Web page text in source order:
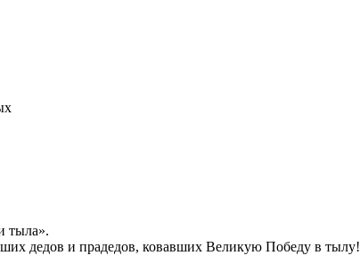
тыла».
дедов и прадедов, ковавших Великую Победу в тылу!